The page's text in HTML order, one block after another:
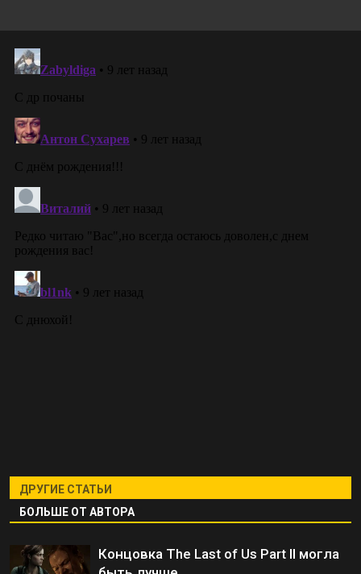
ДРУГИЕ СТАТЬИ
БОЛЬШЕ ОТ АВТОРА
Концовка The Last of Us Part II могла